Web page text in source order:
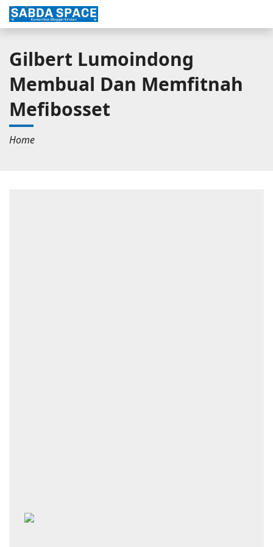
Gilbert Lumoindong
Membual Dan Memfitnah
Mefibosset
Home